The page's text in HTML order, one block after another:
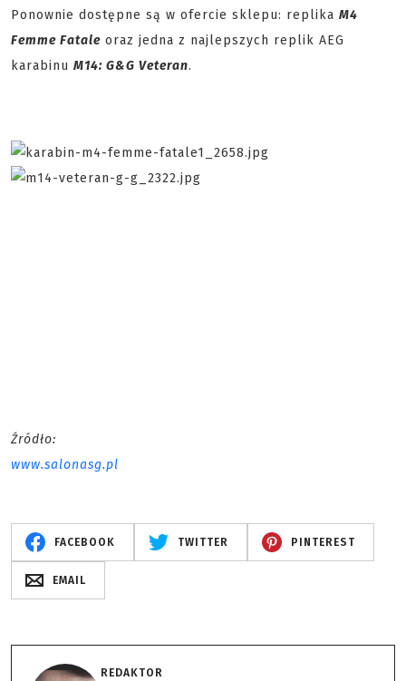
Ponownie dostępne są w ofercie sklepu: replika M4
Femme Fatale oraz jedna z najlepszych replik AEG
karabinu M14: G&G Veteran.
Źródło:
www.salonasg.pl
FACEBOOK TWITTER PINTEREST
EMAIL
REDAKTOR